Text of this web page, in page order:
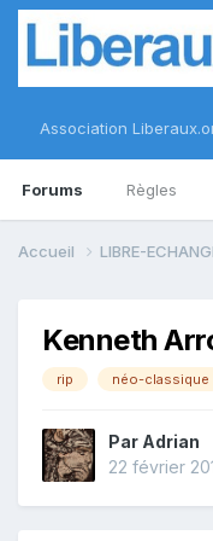
Association
Forums Règles
Accueil LIBRE-
Kenneth
rip néo-classique
Par Adrian
22 février